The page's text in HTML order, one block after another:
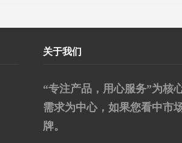
关于我们
“专注产品，用心服务”为核
需求为中心，如果您看中市
牌。